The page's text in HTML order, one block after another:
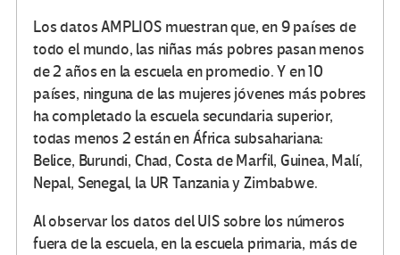
Los datos AMPLIOS muestran que, en 9 países de
todo el mundo, las niñas más pobres pasan menos
de 2 años en la escuela en promedio. Y en 10
países, ninguna de las mujeres jóvenes más pobres
ha completado la escuela secundaria superior,
todas menos 2 están en África subsahariana:
Belice, Burundi, Chad, Costa de Marfil, Guinea, Malí,
Nepal, Senegal, la UR Tanzania y Zimbabwe.
Al observar los datos del UIS sobre los números
fuera de la escuela, en la escuela primaria, más de